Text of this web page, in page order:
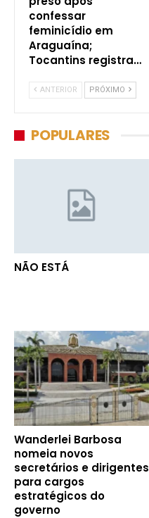
confessar
feminicídio em
Araguaína;
Tocantins registra…
ANTERIOR PRÓXIMO
POPULARES
NÃO ESTÁ
Wanderlei Barbosa
nomeia novos
secretários e dirigentes
para cargos
estratégicos do
governo